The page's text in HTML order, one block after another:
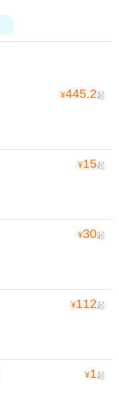
¥445.2起
¥15起
¥30起
¥112起
¥1起